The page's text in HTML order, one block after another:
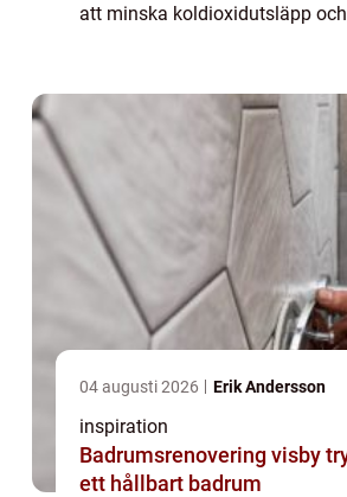
att minska koldioxidutsläpp och
04 augusti 2026 Erik Andersson
inspiration
Badrumsrenovering visby trygg väg till
ett hållbart badrum